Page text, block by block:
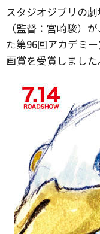
スタジオジブリの
（監督：宮崎駿）
た第96回アカデミ
画賞を受賞しました